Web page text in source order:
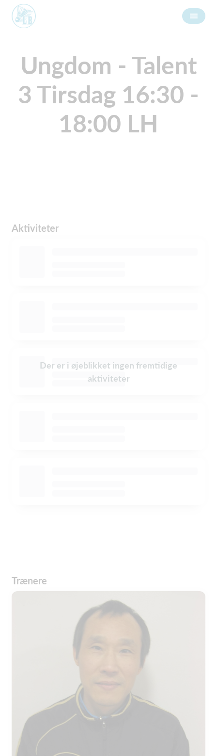
Ungdom - Talent
3 Tirsdag 16:30 -
18:00 LH
Aktiviteter
Der er i øjeblikket ingen fremtidige
aktiviteter
Trænere